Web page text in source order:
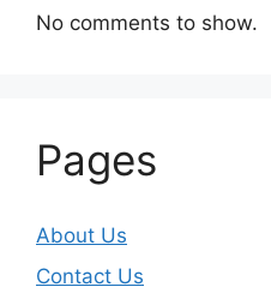
No comments to show.
Pages
About Us
Contact Us